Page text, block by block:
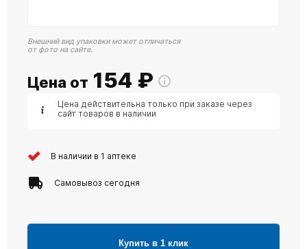
Внешний вид упаковки может отличаться
от фото на сайте.
Цена от 154 ₽
Цена действительна только при заказе через
сайт товаров в наличии
В наличии в 1 аптеке
Самовывоз сегодня
Купить в 1 клик